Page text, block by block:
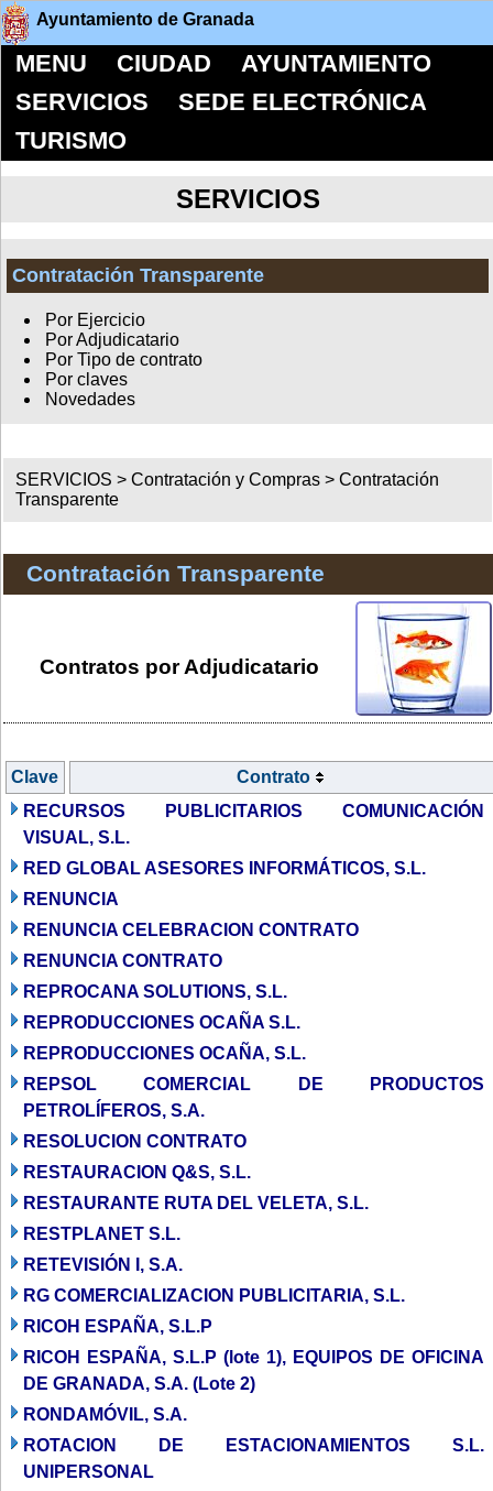
Ayuntamiento de Granada
MENU CIUDAD
AYUNTAMIENTO
SERVICIOS
SEDE ELECTRÓNICA
TURISMO
SERVICIOS
Contratación Transparente
Por Ejercicio
Por Adjudicatario
Por Tipo de contrato
Por claves
Novedades
SERVICIOS >Contratación y Compras >Contratación
Transparente
Contratación Transparente
Contratos por Adjudicatario
Clave
Contrato
RECURSOS PUBLICITARIOS COMUNICACIÓN
VISUAL, S.L.
RED GLOBAL ASESORES INFORMÁTICOS, S.L.
RENUNCIA
RENUNCIA CELEBRACION CONTRATO
RENUNCIA CONTRATO
REPROCANA SOLUTIONS, S.L.
REPRODUCCIONES OCAÑA S.L.
REPRODUCCIONES OCAÑA, S.L.
REPSOL COMERCIAL DE PRODUCTOS
PETROLÍFEROS, S.A.
RESOLUCION CONTRATO
RESTAURACION Q&S, S.L.
RESTAURANTE RUTA DEL VELETA, S.L.
RESTPLANET S.L.
RETEVISIÓN I, S.A.
RG COMERCIALIZACION PUBLICITARIA, S.L.
RICOH ESPAÑA, S.L.P
RICOH ESPAÑA, S.L.P (lote 1), EQUIPOS DE OFICINA
DE GRANADA, S.A. (Lote 2)
RONDAMÓVIL, S.A.
ROTACION DE ESTACIONAMIENTOS S.L.
UNIPERSONAL